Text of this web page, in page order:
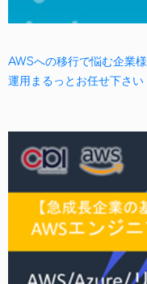
AWSへの移行で悩む企業
運用まるっとお任せ下さい